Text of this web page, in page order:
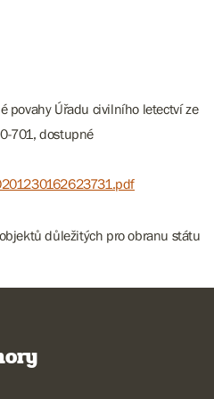
povahy Úřadu civilního letectví ze
701, dostupné
důležitých pro obranu státu